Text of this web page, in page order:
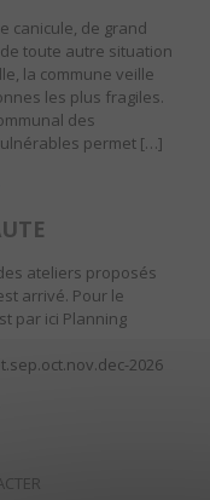
canicule, de grand
toute autre situation
la commune veille
les plus fragiles.
des
permet […]
ateliers proposés
arrivé. Pour le
par ici Planning
2026